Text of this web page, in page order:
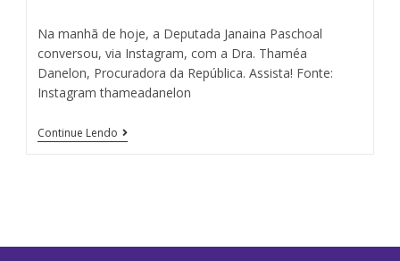
Na manhã de hoje, a Deputada Janaina Paschoal
conversou, via Instagram, com a Dra. Thaméa
Danelon, Procuradora da República. Assista! Fonte:
Instagram thameadanelon
Continue Lendo